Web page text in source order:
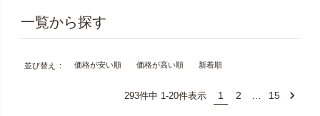
並び替え 価格が安い順 価格が高い順 新着順
293件中 1-20件表示 1 2 15